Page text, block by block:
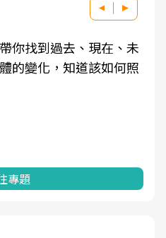
你找到過去、現在、未
的變化，知道該如何照
專題